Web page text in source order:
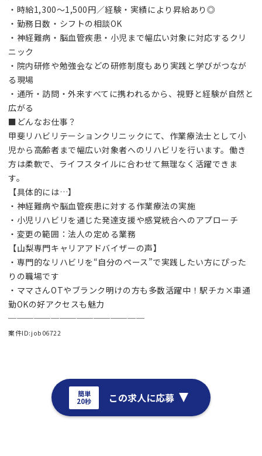
・時給1,300～1,500円／経験・実績により昇給あり◎
・勤務日数・シフトの相談OK
・神経難病・脳血管疾患・小児まで幅広い対象に対応するクリ
ニック
・院内研修や勉強会などの研修制度もあり実践と学びがつなが
る現場
・通所・訪問・外来すべてに携われるから、視野と経験が自然と
広がる
■どんなお仕事？
甲斐リハビリテーションクリニックにて、作業療法士として小
児から高齢者まで幅広い対象者へのリハビリを行います。働き
方は柔軟で、ライフスタイルに合わせて無理なく活躍できま
す。
【具体的には…】
・神経難病や脳血管疾患に対する作業療法の実施
・小児リハビリを通じた発達支援や感覚統合へのアプローチ
・変更の範囲：法人の定める業務
【山梨専門キャリアアドバイザーの声】
・専門的なリハビリを“自分のペース”で実践したい方にぴった
りの職場です
・ママさんOTやブランク明けの方も多数活躍中！駅チカ×車通
勤OKの好アクセスも魅力
────────────────
案件ID:job06722
簡単
20秒
この求人に応募